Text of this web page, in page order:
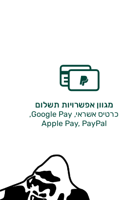
מגוון אפשרויות תשלום
כרטיס אשראי, Google Pay,
Apple Pay, PayPal